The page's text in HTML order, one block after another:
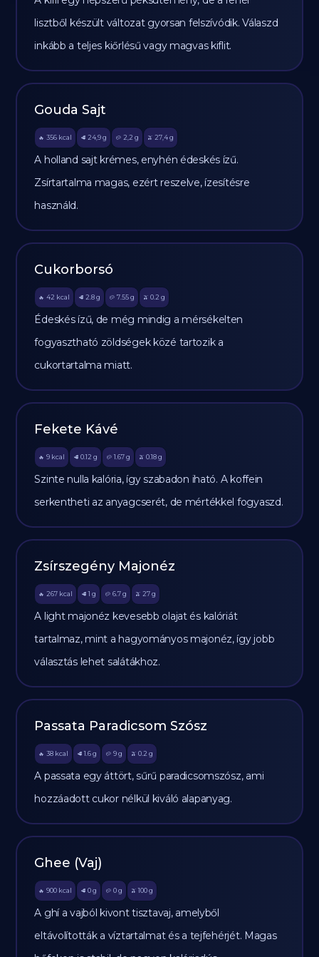
lisztből készült változat gyorsan felszívódik. Válaszd
inkább a teljes kiőrlésű vagy magvas kiflit.
Gouda Sajt
🔥 356 kcal 🥩 24,9 g 🥔 2,2 g 🫒 27,4 g
A holland sajt krémes, enyhén édeskés ízű.
Zsírtartalma magas, ezért reszelve, ízesítésre
használd.
Cukorborsó
🔥 42 kcal 🥩 2.8 g 🥔 7.55g 🫒 0.2 g
Édeskés ízű, de még mindig a mérsékelten
fogyasztható zöldségek közé tartozik a
cukortartalma miatt.
Fekete Kávé
🔥 9 kcal 🥩 0.12 g 🥔 1.67g 🫒 0.18 g
Szinte nulla kalória, így szabadon iható. A koffein
serkentheti az anyagcserét, de mértékkel fogyaszd.
Zsírszegény Majonéz
🔥 267 kcal 🥩 1 g 🥔 6.7g 🫒 27 g
A light majonéz kevesebb olajat és kalóriát
tartalmaz, mint a hagyományos majonéz, így jobb
választás lehet salátákhoz.
Passata Paradicsom Szósz
🔥 38 kcal 🥩 1.6 g 🥔 9g 🫒 0.2 g
A passata egy áttört, sűrű paradicsomszósz, ami
hozzáadott cukor nélkül kiváló alapanyag.
Ghee (Vaj)
🔥 900 kcal 🥩 0 g 🥔 0g 🫒 100 g
A ghí a vajból kivont tisztavaj, amelyből
eltávolították a víztartalmat és a tejfehérjét. Magas